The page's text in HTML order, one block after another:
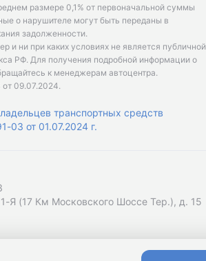
размере 0,1% от первоначальной суммы
о нарушителе могут быть переданы в
задолженности.
и ни при каких условиях не является публичной
РФ. Для получения подробной информации о
к менеджерам автоцентра.
09.07.2024.
транспортных средств
03 от 01.07.2024 г.
Я (17 Км Московского Шоссе Тер.), д. 15